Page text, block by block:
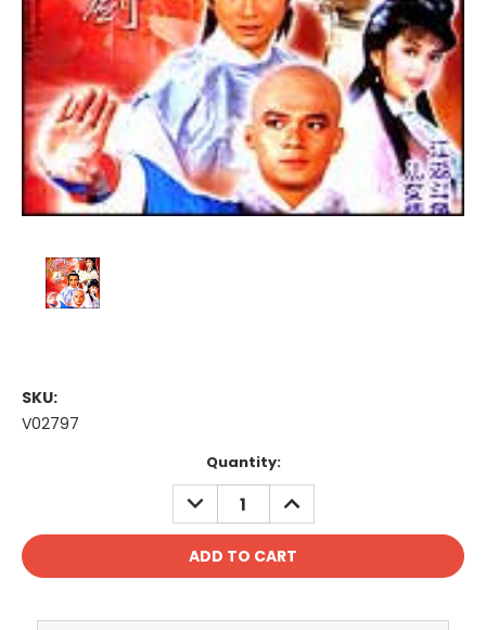
SKU:
V02797
Quantity:
DECREASE
QUANTITY:
INCREASE
QUANTITY: